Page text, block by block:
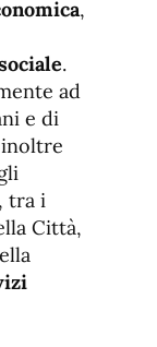
,
.
ad
e di
tra i
Città,